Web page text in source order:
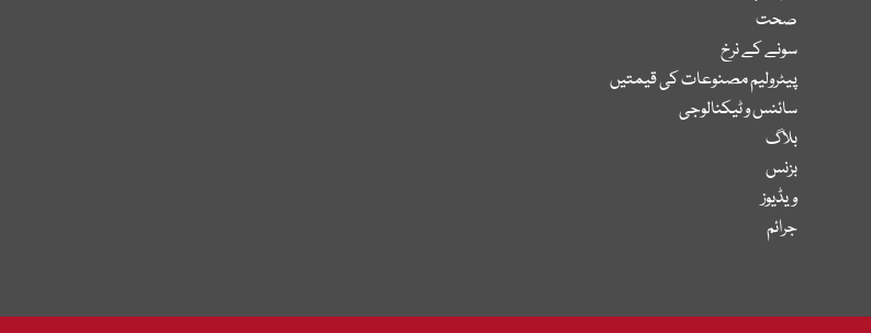
صحت
سونے کے نرخ
پیٹرولیم مصنوعات کی قیمتیں
سائنس و ٹیکنالوجی
بلاگ
بزنس
ویڈیوز
جرائم